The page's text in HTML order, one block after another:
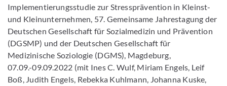
Implementierungsstudie zur Stressprävention in Kleinst-
und Kleinunternehmen, 57. Gemeinsame Jahrestagung der
Deutschen Gesellschaft für Sozialmedizin und Prävention
(DGSMP) und der Deutschen Gesellschaft für
Medizinische Soziologie (DGMS), Magdeburg,
07.09.-09.09.2022 (mit Ines C. Wulf, Miriam Engels, Leif
Boß, Judith Engels, Rebekka Kuhlmann, Johanna Kuske,